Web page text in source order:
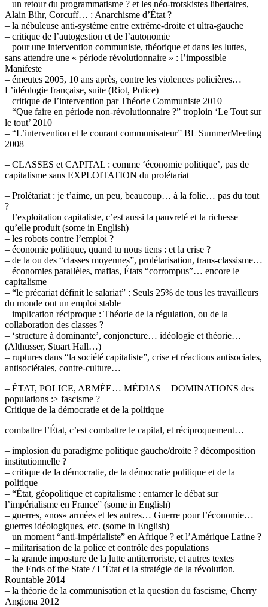
– un retour du programmatisme ? et les néo-trotskistes libertaires,
Alain Bihr, Corcuff… : Anarchisme d’État ?
– la nébuleuse anti-système entre extrême-droite et ultra-gauche
– critique de l’autogestion et de l’autonomie
– pour une intervention communiste, théorique et dans les luttes,
sans attendre une « période révolutionnaire » : l’impossible
Manifeste
– émeutes 2005, 10 ans après, contre les violences policières…
L’idéologie française, suite (Riot, Police)
– critique de l’intervention par Théorie Communiste 2010
– “Que faire en période non-révolutionnaire ?” troploin ‘Le Tout sur
le tout’ 2010
– “L’intervention et le courant communisateur” BL SummerMeeting
2008
– CLASSES et CAPITAL : comme ‘économie politique’, pas de
capitalisme sans EXPLOITATION du prolétariat
– Prolétariat : je t’aime, un peu, beaucoup… à la folie… pas du tout
?
– l’exploitation capitaliste, c’est aussi la pauvreté et la richesse
qu’elle produit (some in English)
– les robots contre l’emploi ?
– économie politique, quand tu nous tiens : et la crise ?
– de la ou des “classes moyennes”, prolétarisation, trans-classisme…
– économies parallèles, mafias, États “corrompus”… encore le
capitalisme
– “le précariat définit le salariat” : Seuls 25% de tous les travailleurs
du monde ont un emploi stable
– implication réciproque : Théorie de la régulation, ou de la
collaboration des classes ?
– ‘structure à dominante’, conjoncture… idéologie et théorie…
(Althusser, Stuart Hall…)
– ruptures dans “la société capitaliste”, crise et réactions antisociales,
antisociétales, contre-culture…
– ÉTAT, POLICE, ARMÉE… MÉDIAS = DOMINATIONS des
populations :> fascisme ?
Critique de la démocratie et de la politique
combattre l’État, c’est combattre le capital, et réciproquement…
– implosion du paradigme politique gauche/droite ? décomposition
institutionnelle ?
– critique de la démocratie, de la démocratie politique et de la
politique
– “État, géopolitique et capitalisme : entamer le débat sur
l’impérialisme en France” (some in English)
– guerres, «nos» armées et les autres… Guerre pour l’économie…
guerres idéologiques, etc. (some in English)
– un moment “anti-impérialiste” en Afrique ? et l’Amérique Latine ?
– militarisation de la police et contrôle des populations
– la grande imposture de la lutte antiterroriste, et autres textes
– the Ends of the State / L’État et la stratégie de la révolution.
Rountable 2014
– la théorie de la communisation et la question du fascisme, Cherry
Angiona 2012